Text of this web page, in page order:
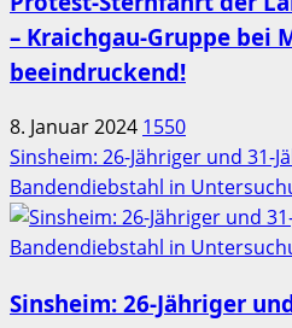
– Kraichgau-Gruppe bei
beeindruckend!
8. Januar 2024 1550
Sinsheim: 26-Jähriger und 31-
Bandendiebstahl in
Sinsheim: 26-Jähriger